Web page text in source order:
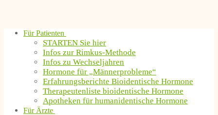
Für Patienten
STARTEN Sie hier
Infos zur Rimkus-Methode
Infos zu Wechseljahren
Hormone für „Männerprobleme“
Erfahrungsberichte Bioidentische Hormone
Therapeutenliste bioidentische Hormone
Apotheken für humanidentische Hormone
Für Ärzte